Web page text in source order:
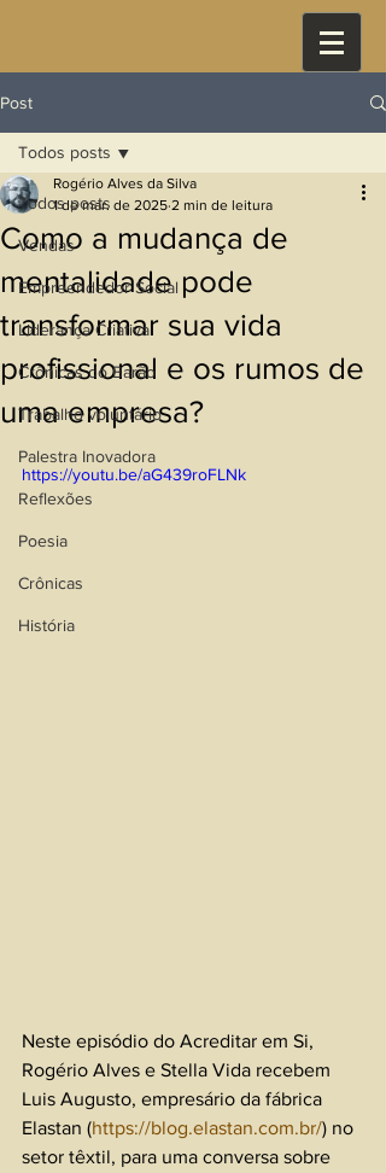
Post
Todos posts
Vendas
Empreendedor Social
Liderança Criativa
Crônicas do Barão
Trabalho voluntário
Palestra Inovadora
Reflexões
Poesia
Crônicas
História
Todos posts
Como a mudança de
mentalidade pode
transformar sua vida
profissional e os rumos de
uma empresa?
Rogério Alves da Silva
1 de mar. de 2025 2 min de leitura
https://youtu.be/aG439roFLNk
Neste episódio do Acreditar em Si,
Rogério Alves e Stella Vida recebem
Luis Augusto, empresário da fábrica
Elastan (https://blog.elastan.com.br/) no
setor têxtil, para uma conversa sobre